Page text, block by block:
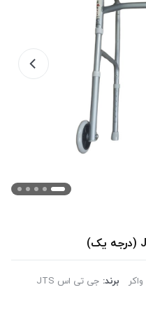
واکر برند: جی تی اس JTS